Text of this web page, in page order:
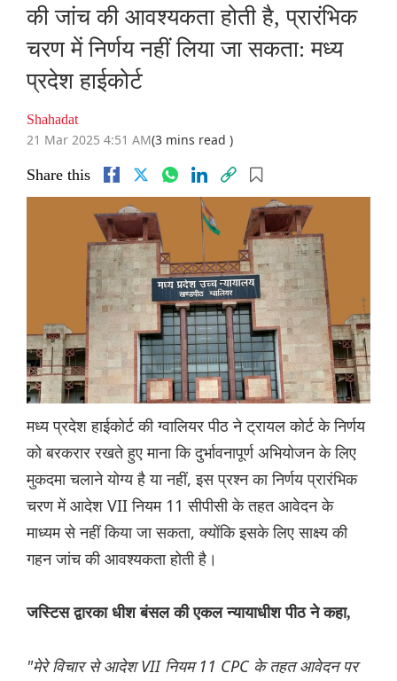
की जांच की आवश्यकता होती है, प्रारंभिक
चरण में निर्णय नहीं लिया जा सकता: मध्य
प्रदेश हाईकोर्ट
Shahadat
21 Mar 2025 4:51 AM(3 mins read )
Share this
मध्य प्रदेश हाईकोर्ट की ग्वालियर पीठ ने ट्रायल कोर्ट के निर्णय
को बरकरार रखते हुए माना कि दुर्भावनापूर्ण अभियोजन के लिए
मुकदमा चलाने योग्य है या नहीं, इस प्रश्न का निर्णय प्रारंभिक
चरण में आदेश VII नियम 11 सीपीसी के तहत आवेदन के
माध्यम से नहीं किया जा सकता, क्योंकि इसके लिए साक्ष्य की
गहन जांच की आवश्यकता होती है।
जस्टिस द्वारका धीश बंसल की एकल न्यायाधीश पीठ ने कहा,
"मेरे विचार से आदेश VII नियम 11 CPC के तहत आवेदन पर